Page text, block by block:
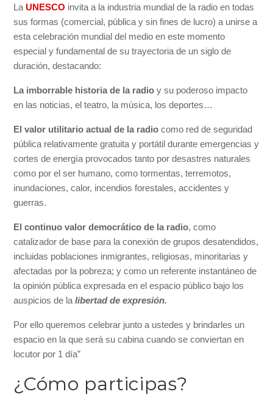
LaUNESCO invita a la industria mundial de la radio en todas
sus formas (comercial, pública y sin fines de lucro) a unirse a
esta celebración mundial del medio en este momento
especial y fundamental de su trayectoria de un siglo de
duración, destacando:
La imborrable historia de la radio y su poderoso impacto
en las noticias, el teatro, la música, los deportes…
El valor utilitario actual de la radio como red de seguridad
pública relativamente gratuita y portátil durante emergencias y
cortes de energía provocados tanto por desastres naturales
como por el ser humano, como tormentas, terremotos,
inundaciones, calor, incendios forestales, accidentes y
guerras.
El continuo valor democrático de la radio, como
catalizador de base para la conexión de grupos desatendidos,
incluidas poblaciones inmigrantes, religiosas, minoritarias y
afectadas por la pobreza; y como un referente instantáneo de
la opinión pública expresada en el espacio público bajo los
auspicios de lalibertad de expresión.
Por ello queremos celebrar junto a ustedes y brindarles un
espacio en la que será su cabina cuando se conviertan en
locutor por 1 día”
¿Cómo participas?